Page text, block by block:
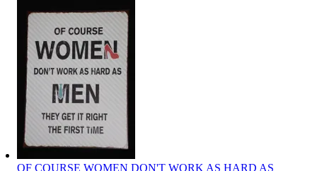
OF COURSE WOMEN DON'T WORK AS HARD AS